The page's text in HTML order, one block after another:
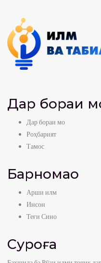
Дар бораи
Дар бораи мо
Роҳбарият
Тамос
Барномаҳо
Арши илм
Инсон
Теғи Сино
Суроға